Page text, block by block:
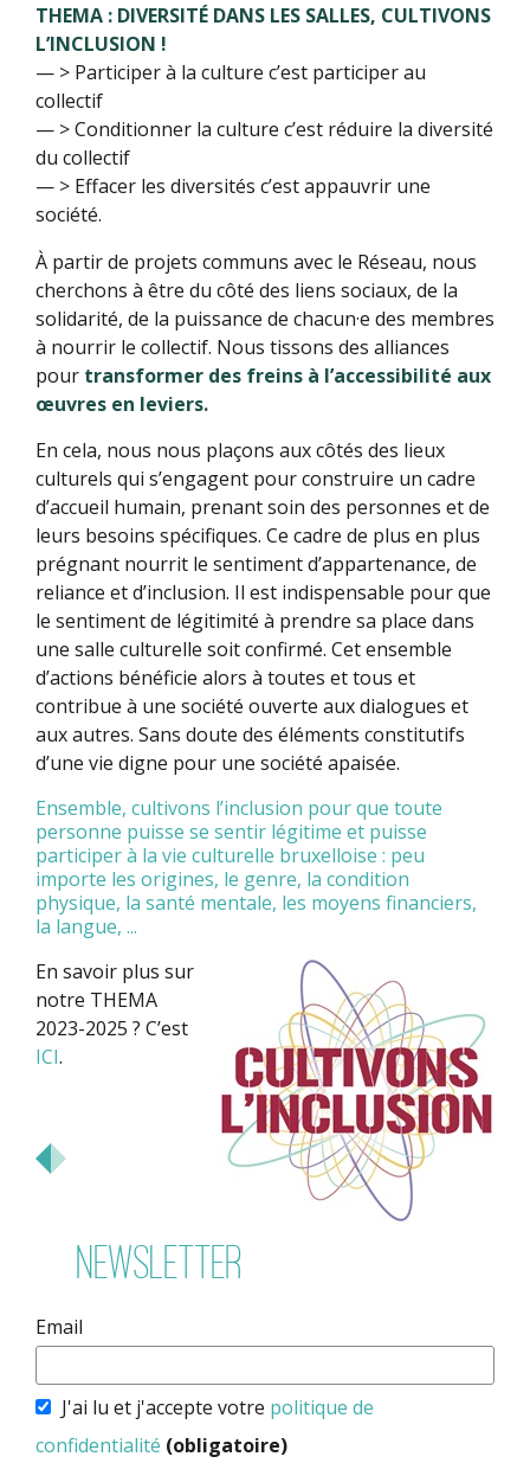
THEMA : DIVERSITÉ DANS LES SALLES, CULTIVONS
L’INCLUSION !
— > Participer à la culture c’est participer au
collectif
— > Conditionner la culture c’est réduire la diversité
du collectif
— > Effacer les diversités c’est appauvrir une
société.
À partir de projets communs avec le Réseau, nous
cherchons à être du côté des liens sociaux, de la
solidarité, de la puissance de chacun·e des membres
à nourrir le collectif. Nous tissons des alliances
pour transformer des freins à l’accessibilité aux
œuvres en leviers.
En cela, nous nous plaçons aux côtés des lieux
culturels qui s’engagent pour construire un cadre
d’accueil humain, prenant soin des personnes et de
leurs besoins spécifiques. Ce cadre de plus en plus
prégnant nourrit le sentiment d’appartenance, de
reliance et d’inclusion. Il est indispensable pour que
le sentiment de légitimité à prendre sa place dans
une salle culturelle soit confirmé. Cet ensemble
d’actions bénéficie alors à toutes et tous et
contribue à une société ouverte aux dialogues et
aux autres. Sans doute des éléments constitutifs
d’une vie digne pour une société apaisée.
Ensemble, cultivons l’inclusion pour que toute
personne puisse se sentir légitime et puisse
participer à la vie culturelle bruxelloise : peu
importe les origines, le genre, la condition
physique, la santé mentale, les moyens financiers,
la langue, ...
En savoir plus sur
notre THEMA
2023-2025 ? C’est
ICI.
Newsletter
Email
J'ai lu et j'accepte votre politique de
confidentialité (obligatoire)